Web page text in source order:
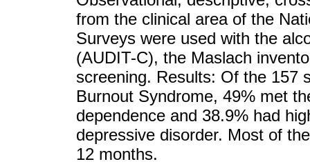
from the clinical area of the
Surveys were used with the
(AUDIT-C), the Maslach
screening. Results: Of the 157
Burnout Syndrome, 49% met
dependence and 38.9% had
depressive disorder. Most of
12 months.